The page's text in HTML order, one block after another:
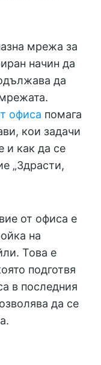
мрежа за
начин да
да
офиса помага
кои задачи
и как да се
„Здрасти,
от офиса е
на
Това е
подготвя
в последния
да се